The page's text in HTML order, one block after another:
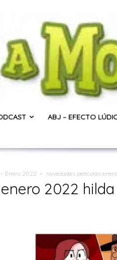
ABJ – EFECTO
Enero 2022 novedades peliculas
2022 hilda